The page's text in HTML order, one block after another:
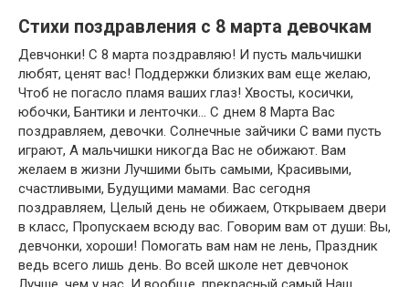
Стихи поздравления с 8 марта девочкам
Девчонки! С 8 марта поздравляю! И пусть мальчишки
любят, ценят вас! Поддержки близких вам еще желаю,
Чтоб не погасло пламя ваших глаз! Хвосты, косички,
юбочки, Бантики и ленточки… С днем 8 Марта Вас
поздравляем, девочки. Солнечные зайчики С вами пусть
играют, А мальчишки никогда Вас не обижают. Вам
желаем в жизни Лучшими быть самыми, Красивыми,
счастливыми, Будущими мамами. Вас сегодня
поздравляем, Целый день не обижаем, Открываем двери
в класс, Пропускаем всюду вас. Говорим вам от души: Вы,
девчонки, хороши! Помогать вам нам не лень, Праздник
ведь всего лишь день. Во всей школе нет девчонок